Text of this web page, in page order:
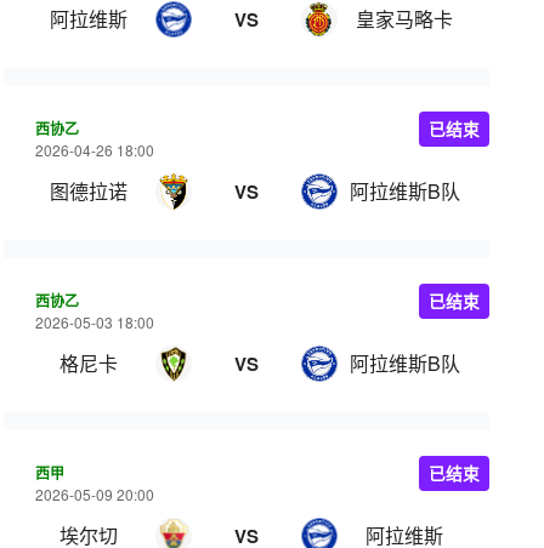
阿拉维斯 VS 皇家马略卡
西协乙
2026-04-26 18:00
图德拉诺 VS 阿拉维斯B队
已结束
西协乙
2026-05-03 18:00
格尼卡 VS 阿拉维斯B队
已结束
西甲
2026-05-09 20:00
埃尔切 VS 阿拉维斯
已结束